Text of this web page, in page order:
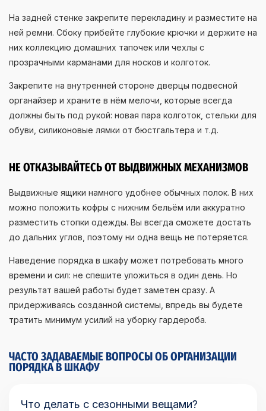
На задней стенке закрепите перекладину и разместите на
ней ремни. Сбоку прибейте глубокие крючки и держите на
них коллекцию домашних тапочек или чехлы с
прозрачными карманами для носков и колготок.
Закрепите на внутренней стороне дверцы подвесной
органайзер и храните в нём мелочи, которые всегда
должны быть под рукой: новая пара колготок, стельки для
обуви, силиконовые лямки от бюстгальтера и т.д.
НЕ ОТКАЗЫВАЙТЕСЬ ОТ ВЫДВИЖНЫХ МЕХАНИЗМОВ
Выдвижные ящики намного удобнее обычных полок. В них
можно положить кофры с нижним бельём или аккуратно
разместить стопки одежды. Вы всегда сможете достать
до дальних углов, поэтому ни одна вещь не потеряется.
Наведение порядка в шкафу может потребовать много
времени и сил: не спешите уложиться в один день. Но
результат вашей работы будет заметен сразу. А
придерживаясь созданной системы, впредь вы будете
тратить минимум усилий на уборку гардероба.
ЧАСТО ЗАДАВАЕМЫЕ ВОПРОСЫ ОБ ОРГАНИЗАЦИИ
ПОРЯДКА В ШКАФУ
Что делать с сезонными вещами?